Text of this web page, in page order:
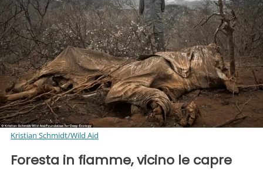
Kristian Schmidt/Wild Aid
Foresta in fiamme, vicino le capre